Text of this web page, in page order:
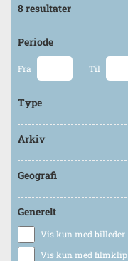
8 resultater
Periode
Fra Til
Type
Arkiv
Geografi
Generelt
Vis kun med billeder
Vis kun med filmklip